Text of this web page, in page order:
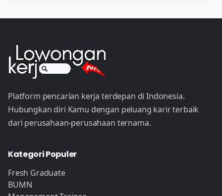
Platform pencarian kerja terdepan di Indonesia.
Hubungkan diri Kamu dengan peluang karir terbaik
dari perusahaan-perusahaan ternama.
Kategori Populer
Fresh Graduate
BUMN